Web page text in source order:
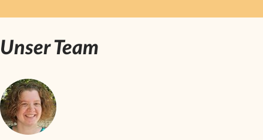
Unser Team